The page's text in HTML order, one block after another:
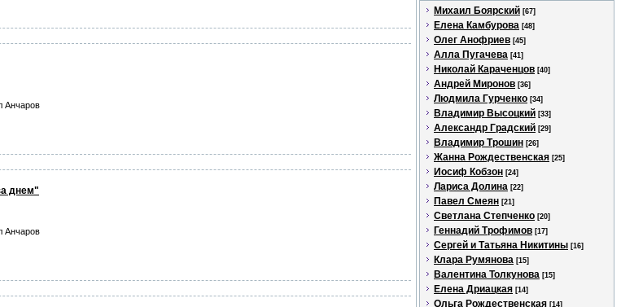
Анчаров
днем"
Анчаров
Михаил Боярский [67]
Елена Камбурова [48]
Олег Анофриев [45]
Алла Пугачева [41]
Николай Караченцов [40]
Андрей Миронов [36]
Людмила Гурченко [34]
Владимир Высоцкий [33]
Александр Градский [29]
Владимир Трошин [26]
Жанна Рождественская [25]
Иосиф Кобзон [24]
Лариса Долина [22]
Павел Смеян [21]
Светлана Степченко [20]
Геннадий Трофимов [17]
Сергей и Татьяна Никитины [16]
Клара Румянова [15]
Валентина Толкунова [15]
Елена Дриацкая [14]
Ольга Рождественская [14]